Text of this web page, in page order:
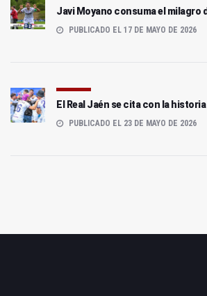
Javi Moyano consuma el milagro
PUBLICADO EL 17 DE MAYO DE 2026
El Real Jaén se cita con la
PUBLICADO EL 23 DE MAYO DE 2026